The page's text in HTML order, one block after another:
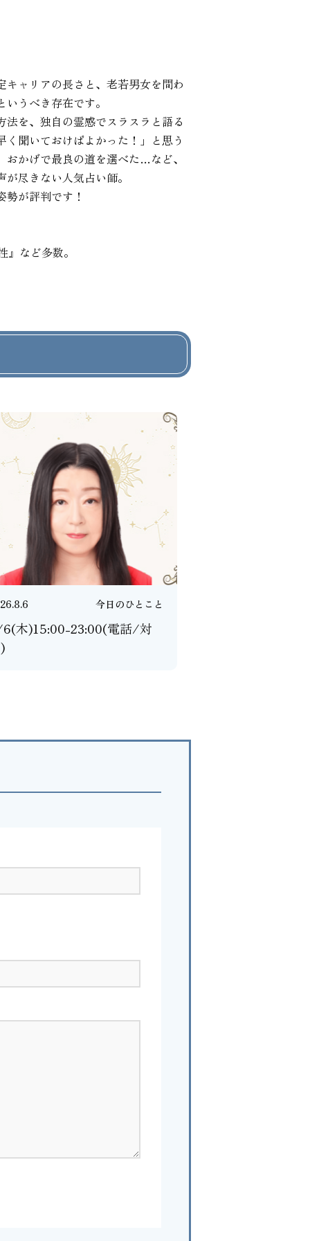
ャリアの長さと、老若男女を問わ
うべき存在です。
を、独自の霊感でスラスラと語る
聞いておけばよかった！」と思う
かげで最良の道を選べた…など、
尽きない人気占い師。
が評判です！
など多数。
今日のひとこと
木)15:00-23:00(電話/対